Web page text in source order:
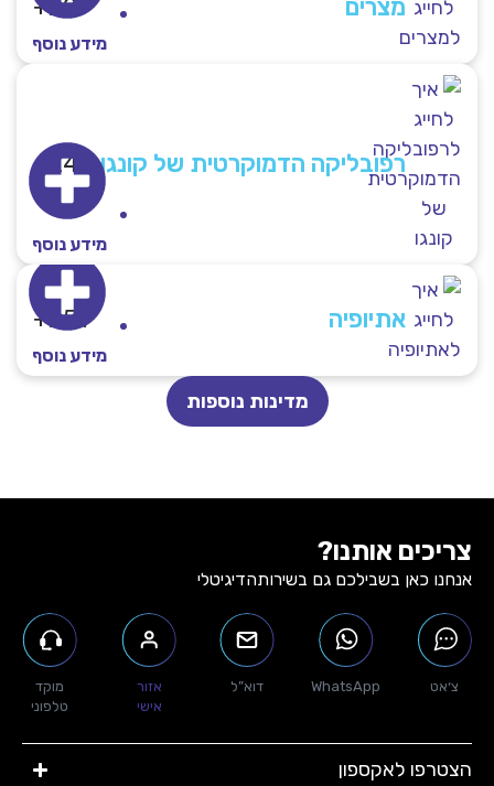
מצרים 20+
מידע נוסף
רפובליקה הדמוקרטית של קונגו 243+
מידע נוסף
אתיופיה 251+
מידע נוסף
מדינות נוספות
צריכים אותנו?
אנחנו כאן בשבילכם גם בשירותהדיגיטלי
צ׳אט WhatsApp דוא”ל
אזור
אישי
מוקד
טלפוני
הצטרפו לאקספון